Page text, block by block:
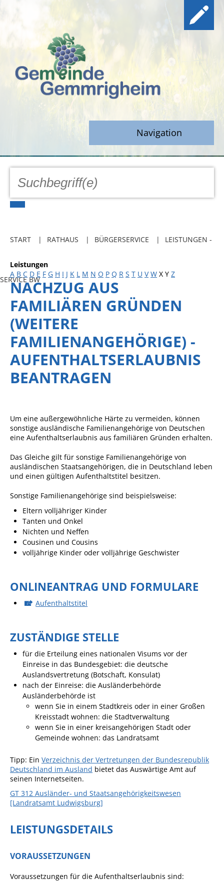
Navigation
GEMEINDE
Freibadkarten
Social Media
Parkraumkonzept
Ladeinfrastruktur
Kindertageseinrichtungen
Schulkindbetreuung
Grundschule
Gemeindebücherei
Sportstätten
Freiwillige Feuerwehr
Friedhof
Kommunale
Gemmrigheimer
Zahlen & Fakten
Angebote für Geflüchtete
RATHAUS
Öffnungszeiten
Kontakt
Online-Bürgerportal
Bürgerservice
Behördenwegweiser
Neubürgerinfos
START RATHAUS BÜRGERSERVICE LEISTUNGEN -
SERVICE BW
Leistungen
A B C D E F G H I J K L M N O P Q R S T U V W X Y Z
NACHZUG AUS
FAMILIÄREN GRÜNDEN
(WEITERE
FAMILIENANGEHÖRIGE) -
AUFENTHALTSERLAUBNIS
BEANTRAGEN
Um eine außergewöhnliche Härte zu vermeiden, können
sonstige ausländische Familienangehörige von Deutschen
eine Aufenthaltserlaubnis aus familiären Gründen erhalten.
Das Gleiche gilt für sonstige Familienangehörige von
ausländischen Staatsangehörigen, die in Deutschland leben
und einen gültigen Aufenthaltstitel besitzen.
Sonstige Familienangehörige sind beispielsweise:
Eltern volljähriger Kinder
Tanten und Onkel
Nichten und Neffen
Cousinen und Cousins
volljährige Kinder oder volljährige Geschwister
ONLINEANTRAG UND FORMULARE
Aufenthaltstitel
ZUSTÄNDIGE STELLE
für die Erteilung eines nationalen Visums vor der
Einreise in das Bundesgebiet: die deutsche
Auslandsvertretung (Botschaft, Konsulat)
nach der Einreise: die Ausländerbehörde
Ausländerbehörde ist
wenn Sie in einem Stadtkreis oder in einer Großen
Kreisstadt wohnen: die Stadtverwaltung
wenn Sie in einer kreisangehörigen Stadt oder
Gemeinde wohnen: das Landratsamt
Tipp: Ein Verzeichnis der Vertretungen der Bundesrepublik
Deutschland im Ausland bietet das Auswärtige Amt auf
seinen Internetseiten.
GT 312 Ausländer- und Staatsangehörigkeitswesen
[Landratsamt Ludwigsburg]
LEISTUNGSDETAILS
VORAUSSETZUNGEN
Voraussetzungen für die Aufenthaltserlaubnis sind: